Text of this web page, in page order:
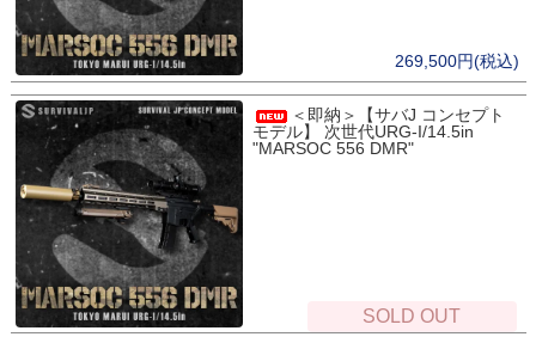
269,500円(税込)
＜即納＞【サバJ コンセプト
モデル】 次世代URG-I/14.5in
"MARSOC 556 DMR"
SOLD OUT